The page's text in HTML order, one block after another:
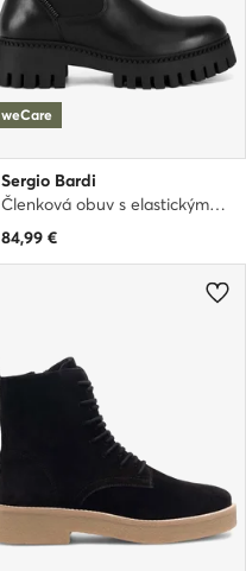
weCare
Sergio Bardi
Členková obuv s elastickým prvkom · Čierna
84,99 €